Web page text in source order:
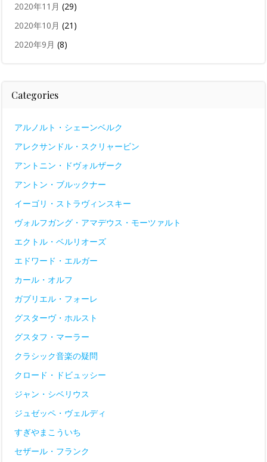
2020年11月 (29)
2020年10月 (21)
2020年9月 (8)
Categories
アルノルト・シェーンベルク
アレクサンドル・スクリャービン
アントニン・ドヴォルザーク
アントン・ブルックナー
イーゴリ・ストラヴィンスキー
ヴォルフガング・アマデウス・モーツァルト
エクトル・ベルリオーズ
エドワード・エルガー
カール・オルフ
ガブリエル・フォーレ
グスターヴ・ホルスト
グスタフ・マーラー
クラシック音楽の疑問
クロード・ドビュッシー
ジャン・シベリウス
ジュゼッペ・ヴェルディ
すぎやまこういち
セザール・フランク